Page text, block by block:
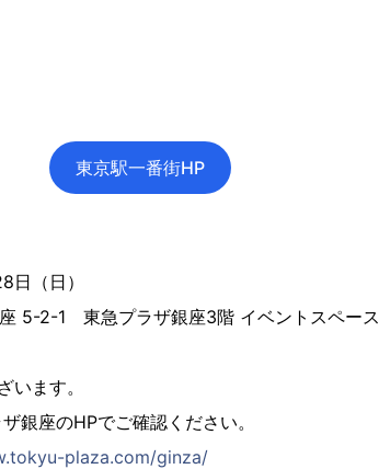
東京駅一番街HP
（日）
5-2-1 東急プラザ銀座3階 イベントスペース
います。
銀座のHPでご確認ください。
plaza.com/ginza/